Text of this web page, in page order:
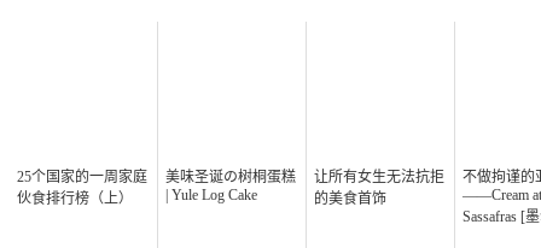
25个国家的一周家庭
伙食排行榜（上）
美味圣诞の树桐蛋糕
| Yule Log Cake
让所有女生无法抗拒
的美食首饰
不做拘谨的
——Cream at
Sassafras [